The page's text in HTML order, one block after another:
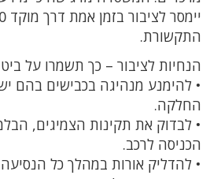
התקשורת.
הנחיות לציבור – כך תשמרו על
• להימנע מנהיגה בכבישים בהם
החלקה.
• לבדוק את תקינות הצמיגים,
הכניסה לרכב.
• להדליק אורות במהלך כל